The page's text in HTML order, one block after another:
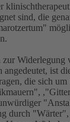
sind, die
zur Widerlegung
ist
die sich
durch